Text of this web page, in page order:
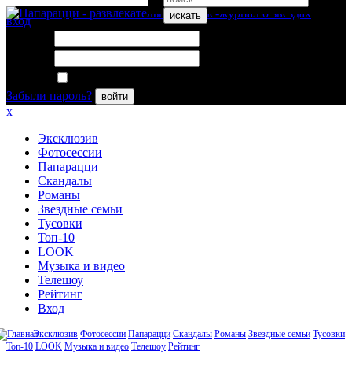
искать
вход
Забыли пароль?
войти
x
Эксклюзив
Фотосессии
Папарацци
Скандалы
Романы
Звездные семьи
Тусовки
Топ-10
LOOK
Музыка и видео
Телешоу
Рейтинг
Вход
Эксклюзив Фотосессии Папарацци Скандалы Романы Звездные семьи Тусовки
Топ-10 LOOK Музыка и видео Телешоу Рейтинг